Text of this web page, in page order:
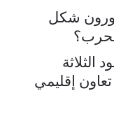
شكل
الثلاثة
إقليمي